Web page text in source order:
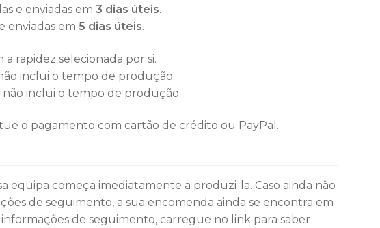
e enviadas em 3 dias úteis.
enviadas em 5 dias úteis.
rapidez selecionada por si.
inclui o tempo de produção.
não inclui o tempo de produção.
o pagamento com cartão de crédito ou PayPal.
equipa começa imediatamente a produzi-la. Caso ainda não
de seguimento, a sua encomenda ainda se encontra em
de seguimento, carregue no link para saber